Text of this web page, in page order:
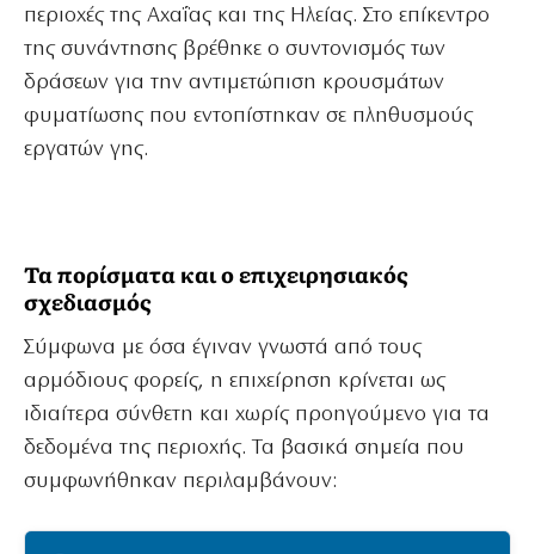
περιοχές της Αχαΐας και της Ηλείας. Στο επίκεντρο
της συνάντησης βρέθηκε ο συντονισμός των
δράσεων για την αντιμετώπιση κρουσμάτων
φυματίωσης που εντοπίστηκαν σε πληθυσμούς
εργατών γης.
Τα πορίσματα και ο επιχειρησιακός
σχεδιασμός
Σύμφωνα με όσα έγιναν γνωστά από τους
αρμόδιους φορείς, η επιχείρηση κρίνεται ως
ιδιαίτερα σύνθετη και χωρίς προηγούμενο για τα
δεδομένα της περιοχής. Τα βασικά σημεία που
συμφωνήθηκαν περιλαμβάνουν: